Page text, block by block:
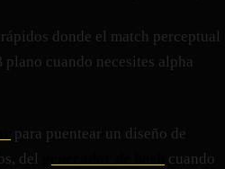
donde el match perceptual
cuando necesites alpha
para puentear un diseño de
del
cuando